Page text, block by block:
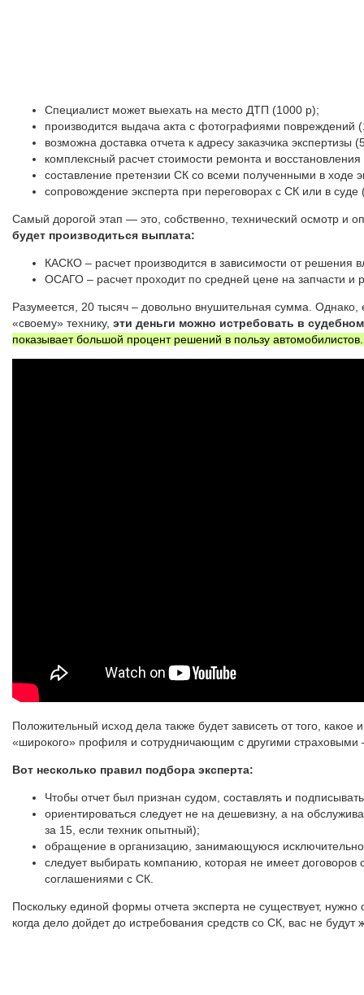
Специалист может выехать на место ДТП (1000 р);
производится выдача акта с фотографиями повреждений
возможна доставка отчета к адресу заказчика экспертизы
комплексный расчет стоимости ремонта и
составление претензии СК со всеми полученными в ходе
сопровождение эксперта при переговорах с СК или в суде
Самый дорогой этап — это, собственно, технический осмотр и
будет производиться выплата:
КАСКО – расчет производится в зависимости от
ОСАГО – расчет проходит по средней цене на запчасти и
Разумеется, 20 тысяч – довольно внушительная сумма. Однако,
«своему» технику, эти деньги можно истребовать в
показывает большой процент решений в пользу
Положительный исход дела также будет зависеть от того,
«широкого» профиля и сотрудничающим с другими
Вот несколько правил подбора эксперта:
Чтобы отчет был признан судом, составлять и
ориентироваться следует не на дешевизну, а на
за 15, если техник опытный);
обращение в организацию, занимающуюся
следует выбирать компанию, которая не имеет
соглашениями с СК.
Поскольку единой формы отчета эксперта не существует,
когда дело дойдет до истребования средств со СК, вас не